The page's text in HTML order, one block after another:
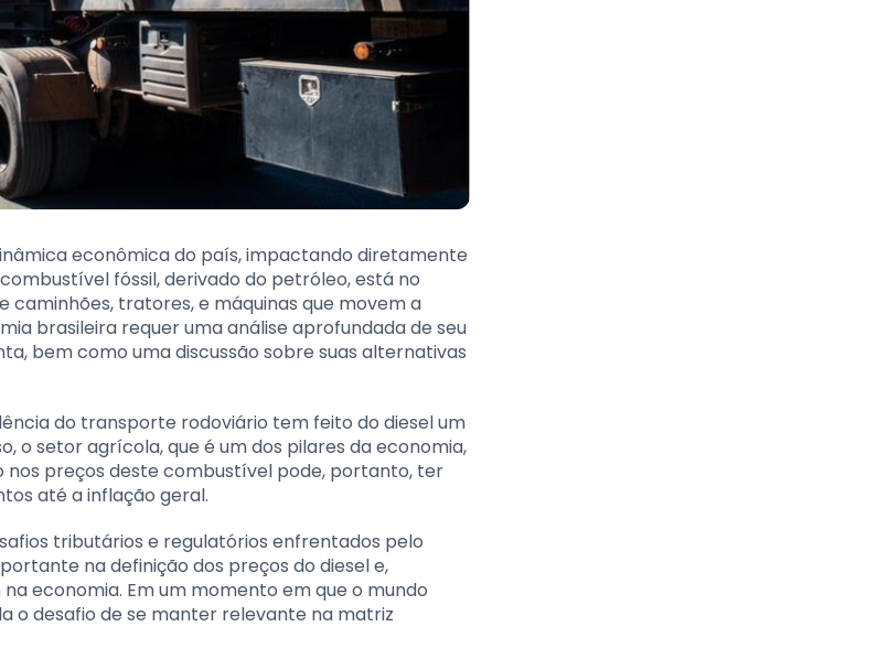
econômica do país, impactando diretamente
fóssil, derivado do petróleo, está no
tratores, e máquinas que movem a
brasileira requer uma análise aprofundada de seu
bem como uma discussão sobre suas alternativas
do transporte rodoviário tem feito do diesel um
o setor agrícola, que é um dos pilares da economia,
nos preços deste combustível pode, portanto, ter
até a inflação geral.
tributários e regulatórios enfrentados pelo
na definição dos preços do diesel e,
economia. Em um momento em que o mundo
o desafio de se manter relevante na matriz